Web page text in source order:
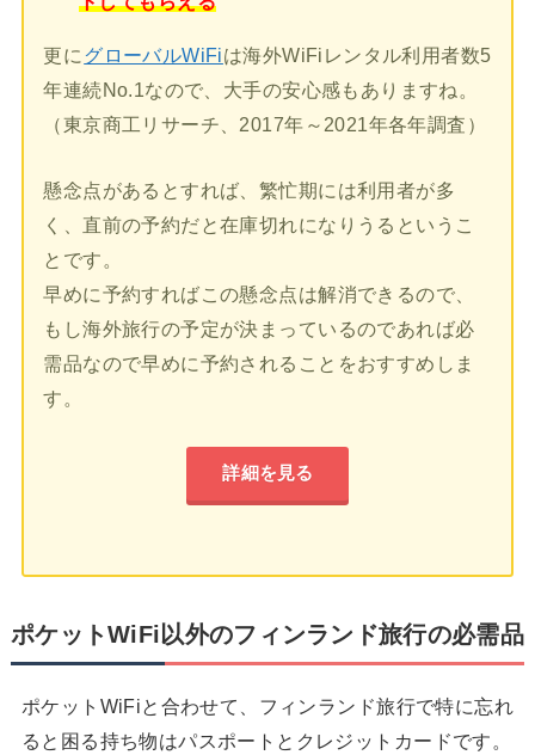
更に グローバルWiFiは海外WiFiレンタル利用者数5
年連続No.1なので、大手の安心感もありますね。
（東京商工リサーチ、2017年～2021年各年調査）
懸念点があるとすれば、繁忙期には利用者が多
く、直前の予約だと在庫切れになりうるというこ
とです。
早めに予約すればこの懸念点は解消できるので、
もし海外旅行の予定が決まっているのであれば必
需品なので早めに予約されることをおすすめしま
す。
詳細を見る
ポケットWiFi以外のフィンランド旅行の必需品
ポケットWiFiと合わせて、フィンランド旅行で特に忘れ
ると困る持ち物はパスポートとクレジットカードです。